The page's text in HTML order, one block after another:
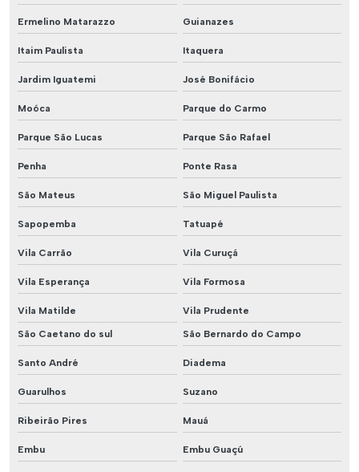
Ermelino Matarazzo Guianazes
Itaim Paulista Itaquera
Jardim Iguatemi José Bonifácio
Moóca Parque do Carmo
Parque São Lucas Parque São Rafael
Penha Ponte Rasa
São Mateus São Miguel Paulista
Sapopemba Tatuapé
Vila Carrão Vila Curuçá
Vila Esperança Vila Formosa
Vila Matilde Vila Prudente
São Caetano do sul São Bernardo do Campo
Santo André Diadema
Guarulhos Suzano
Ribeirão Pires Mauá
Embu Embu Guaçú